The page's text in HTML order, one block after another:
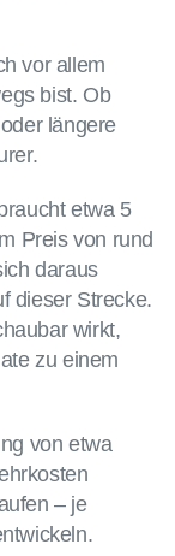
vor allem
bist. Ob
längere
etwa 5
Preis von rund
daraus
dieser Strecke.
wirkt,
zu einem
von etwa
– je